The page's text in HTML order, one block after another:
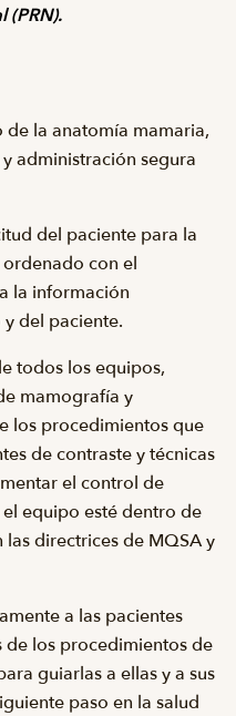
(PRN).
la anatomía mamaria,
administración segura
del paciente para la
con el
la información
del paciente.
todos los equipos,
mamografía y
los procedimientos que
de contraste y técnicas
el control de
equipo esté dentro de
directrices de MQSA y
a las pacientes
de los procedimientos de
guiarlas a ellas y a sus
paso en la salud